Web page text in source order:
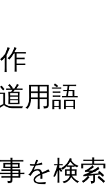
用語
を検索